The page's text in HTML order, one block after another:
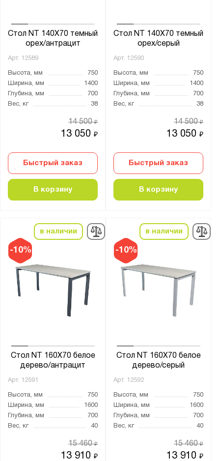
Стол NT 140X70 темный
орех/антрацит
Арт. 12589
Высота, мм
750
Ширина, мм
1400
Глубина, мм
700
Вес, кг
38
13 050₽
14 500₽
Быстрый заказ
В корзину
Стол NT 140X70 темный
орех/серый
Арт. 12590
Высота, мм
750
Ширина, мм
1400
Глубина, мм
700
Вес, кг
38
13 050₽
14 500₽
Быстрый заказ
В корзину
-10%
в наличии
Стол NT 160X70 белое
дерево/антрацит
Арт. 12591
Высота, мм
750
Ширина, мм
1600
Глубина, мм
700
Вес, кг
40
13 910₽
15 460₽
-10%
в наличии
Стол NT 160X70 белое
дерево/серый
Арт. 12592
Высота, мм
750
Ширина, мм
1600
Глубина, мм
700
Вес, кг
40
13 910₽
15 460₽